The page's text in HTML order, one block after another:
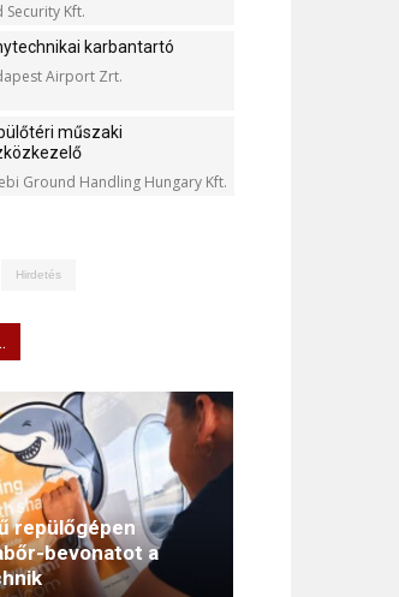
Security Kft.
karbantartó
Airport Zrt.
műszaki
Ground Handling Hungary Kft.
Hirdetés
repülőgépen
bevonatot a